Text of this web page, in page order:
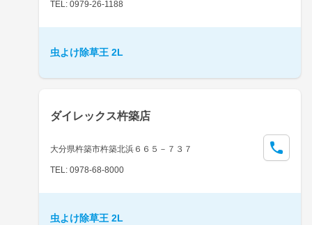
TEL: 0979-26-1188
虫よけ除草王 2L
ダイレックス杵築店
大分県杵築市杵築北浜６６５－７３７
TEL: 0978-68-8000
虫よけ除草王 2L